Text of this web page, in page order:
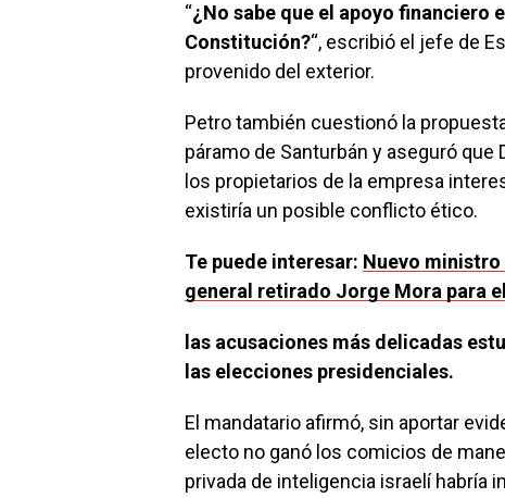
“¿No sabe que el apoyo financiero
Constitución?“, escribió el jefe de
provenido del exterior.
Petro también cuestionó la
páramo de Santurbán y aseguró
los propietarios de la empresa
existiría un posible conflicto ético.
Te puede interesar: Nuevo ministro
general retirado Jorge Mora para
las acusaciones más delicadas
las elecciones presidenciales.
El mandatario afirmó, sin aportar
electo no ganó los comicios de
privada de inteligencia israelí habría